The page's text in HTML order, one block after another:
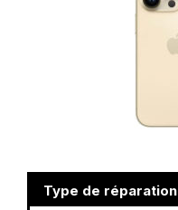
Type de réparation